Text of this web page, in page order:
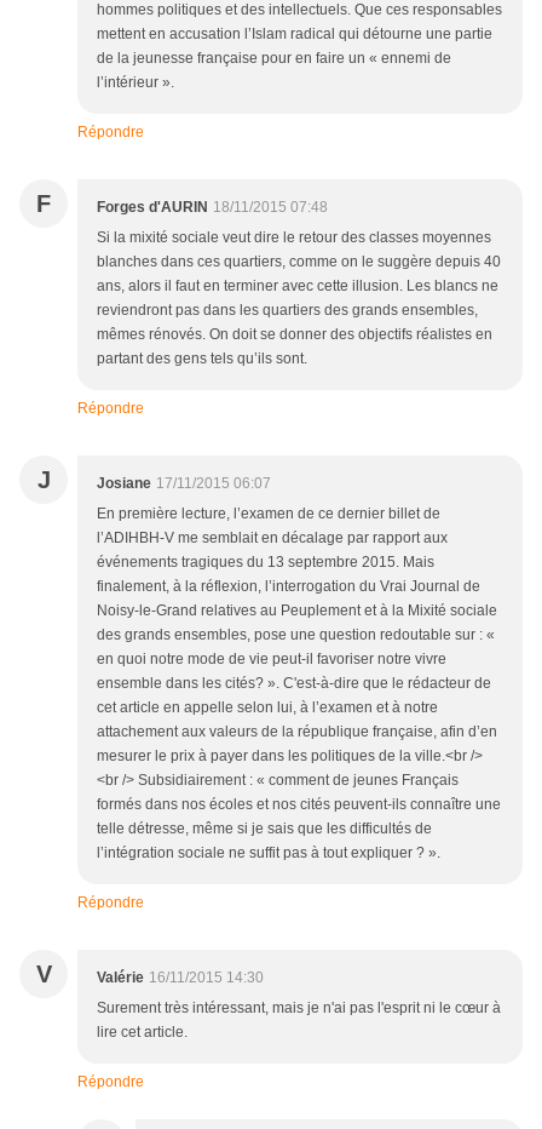
hommes politiques et des intellectuels. Que ces responsables
mettent en accusation l’Islam radical qui détourne une partie
de la jeunesse française pour en faire un « ennemi de
l’intérieur ».
Répondre
F Forges d'AURIN 18/11/2015 07:48
Si la mixité sociale veut dire le retour des classes moyennes
blanches dans ces quartiers, comme on le suggère depuis 40
ans, alors il faut en terminer avec cette illusion. Les blancs ne
reviendront pas dans les quartiers des grands ensembles,
mêmes rénovés. On doit se donner des objectifs réalistes en
partant des gens tels qu’ils sont.
Répondre
J Josiane 17/11/2015 06:07
En première lecture, l’examen de ce dernier billet de
l’ADIHBH-V me semblait en décalage par rapport aux
événements tragiques du 13 septembre 2015. Mais
finalement, à la réflexion, l’interrogation du Vrai Journal de
Noisy-le-Grand relatives au Peuplement et à la Mixité sociale
des grands ensembles, pose une question redoutable sur : «
en quoi notre mode de vie peut-il favoriser notre vivre
ensemble dans les cités? ». C'est-à-dire que le rédacteur de
cet article en appelle selon lui, à l’examen et à notre
attachement aux valeurs de la république française, afin d’en
mesurer le prix à payer dans les politiques de la ville.<br />
<br /> Subsidiairement : « comment de jeunes Français
formés dans nos écoles et nos cités peuvent-ils connaître une
telle détresse, même si je sais que les difficultés de
l’intégration sociale ne suffit pas à tout expliquer ? ».
Répondre
V Valérie 16/11/2015 14:30
Surement très intéressant, mais je n'ai pas l'esprit ni le cœur à
lire cet article.
Répondre